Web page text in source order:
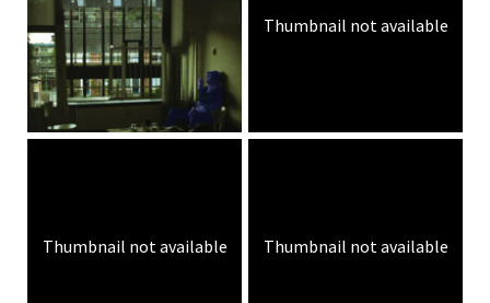
Thumbnail not available
Thumbnail not available Thumbnail not available